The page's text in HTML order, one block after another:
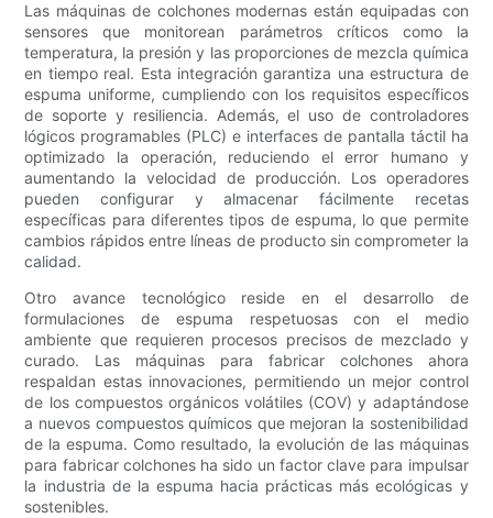
Las máquinas de colchones modernas están equipadas con
sensores que monitorean parámetros críticos como la
temperatura, la presión y las proporciones de mezcla química
en tiempo real. Esta integración garantiza una estructura de
espuma uniforme, cumpliendo con los requisitos específicos
de soporte y resiliencia. Además, el uso de controladores
lógicos programables (PLC) e interfaces de pantalla táctil ha
optimizado la operación, reduciendo el error humano y
aumentando la velocidad de producción. Los operadores
pueden configurar y almacenar fácilmente recetas
específicas para diferentes tipos de espuma, lo que permite
cambios rápidos entre líneas de producto sin comprometer la
calidad.
Otro avance tecnológico reside en el desarrollo de
formulaciones de espuma respetuosas con el medio
ambiente que requieren procesos precisos de mezclado y
curado. Las máquinas para fabricar colchones ahora
respaldan estas innovaciones, permitiendo un mejor control
de los compuestos orgánicos volátiles (COV) y adaptándose
a nuevos compuestos químicos que mejoran la sostenibilidad
de la espuma. Como resultado, la evolución de las máquinas
para fabricar colchones ha sido un factor clave para impulsar
la industria de la espuma hacia prácticas más ecológicas y
sostenibles.